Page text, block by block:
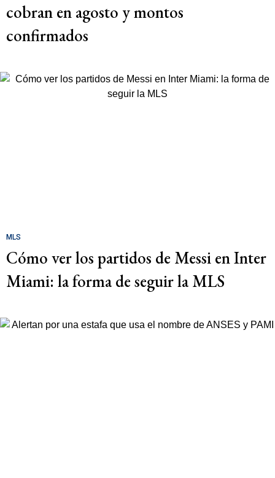
cobran en agosto y montos
confirmados
MLS
Cómo ver los partidos de Messi en Inter
Miami: la forma de seguir la MLS